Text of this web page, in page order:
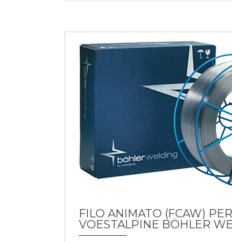
FILO ANIMATO (FCAW)
VOESTALPINE BÖHLER